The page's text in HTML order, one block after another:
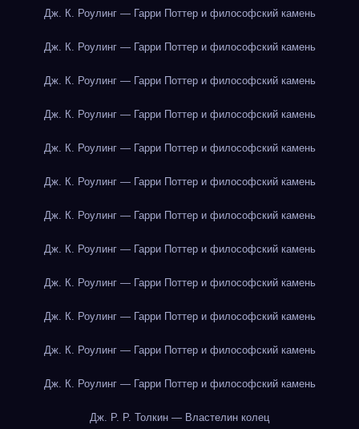
Дж. К. Роулинг — Гарри Поттер и философский камень
Дж. К. Роулинг — Гарри Поттер и философский камень
Дж. К. Роулинг — Гарри Поттер и философский камень
Дж. К. Роулинг — Гарри Поттер и философский камень
Дж. К. Роулинг — Гарри Поттер и философский камень
Дж. К. Роулинг — Гарри Поттер и философский камень
Дж. К. Роулинг — Гарри Поттер и философский камень
Дж. К. Роулинг — Гарри Поттер и философский камень
Дж. К. Роулинг — Гарри Поттер и философский камень
Дж. К. Роулинг — Гарри Поттер и философский камень
Дж. К. Роулинг — Гарри Поттер и философский камень
Дж. К. Роулинг — Гарри Поттер и философский камень
Дж. Р. Р. Толкин — Властелин колец